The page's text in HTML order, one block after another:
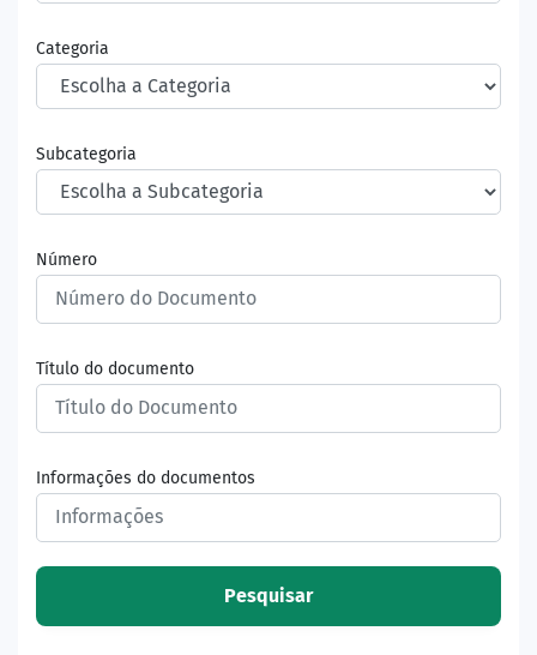
Categoria
Subcategoria
Número
Título do documento
Informações do documentos
Pesquisar